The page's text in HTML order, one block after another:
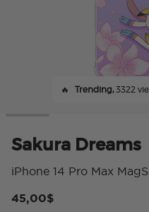
🔥 Trending,3322
Sakura Dreams
iPhone 14 Pro Max
45,00$